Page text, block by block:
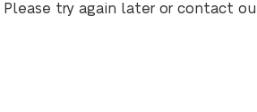
try again later or contact